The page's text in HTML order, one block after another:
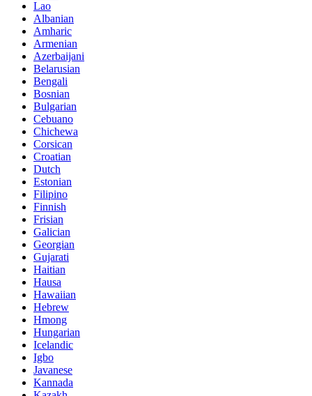
Lao
Albanian
Amharic
Armenian
Azerbaijani
Belarusian
Bengali
Bosnian
Bulgarian
Cebuano
Chichewa
Corsican
Croatian
Dutch
Estonian
Filipino
Finnish
Frisian
Galician
Georgian
Gujarati
Haitian
Hausa
Hawaiian
Hebrew
Hmong
Hungarian
Icelandic
Igbo
Javanese
Kannada